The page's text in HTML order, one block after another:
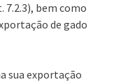
bem como
de gado
sua exportação